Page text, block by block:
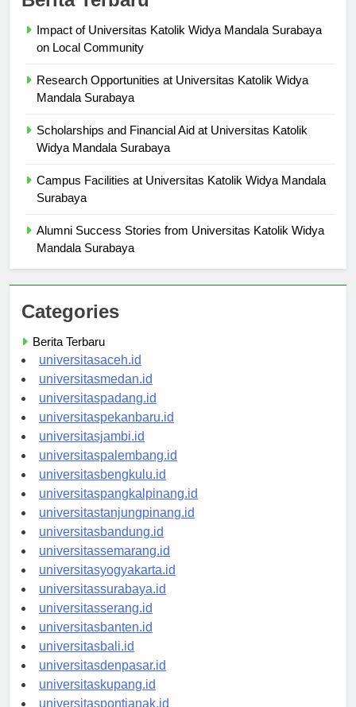
Impact of Universitas Katolik Widya Mandala Surabaya
Research Opportunities at Universitas Katolik Widya
Scholarships and Financial Aid at Universitas Katolik
Campus Facilities at Universitas Katolik Widya Mandala
Alumni Success Stories from Universitas Katolik Widya
Categories
Berita Terbaru
universitasaceh.id
universitasmedan.id
universitaspadang.id
universitaspekanbaru.id
universitasjambi.id
universitaspalembang.id
universitasbengkulu.id
universitaspangkalpinang.id
universitastanjungpinang.id
universitasbandung.id
universitassemarang.id
universitasyogyakarta.id
universitassurabaya.id
universitasserang.id
universitasbanten.id
universitasbali.id
universitasdenpasar.id
universitaskupang.id